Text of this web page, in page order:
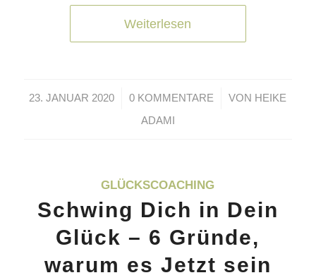
Weiterlesen
23. JANUAR 2020
/ 0 KOMMENTARE
/ VON HEIKE
ADAMI
GLÜCKSCOACHING
Schwing Dich in Dein
Glück – 6 Gründe,
warum es Jetzt sein